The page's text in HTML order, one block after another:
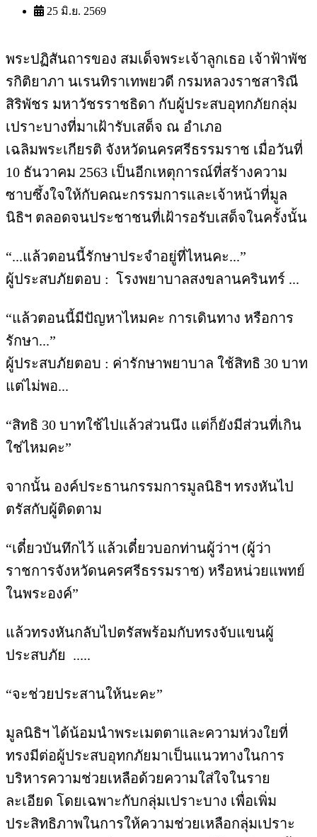
25 มิ.ย. 2569
พระปฏิสันถารของ สมเด็จพระเจ้าลูกเธอ เจ้าฟ้าพัช
รกิติยาภา นเรนทิราเทพยวดี กรมหลวงราชสาริณี
สิริพัชร มหาวัชรราชธิดา กับผู้ประสบอุทกภัยกลุ่ม
เปราะบางที่มาเฝ้ารับเสด็จ ณ อำเภอ
เฉลิมพระเกียรติ จังหวัดนครศรีธรรมราช เมื่อวันที่
10 ธันวาคม 2563 เป็นอีกเหตุการณ์ที่สร้างความ
ซาบซึ้งใจให้กับคณะกรรมการและเจ้าหน้าที่มูล
นิธิฯ ตลอดจนประชาชนที่เฝ้ารอรับเสด็จในครั้งนั้น
“...แล้วตอนนี้รักษาประจำอยู่ที่ไหนคะ...”
ผู้ประสบภัยตอบ : โรงพยาบาลสงขลานครินทร์ ...
“แล้วตอนนี้มีปัญหาไหมคะ การเดินทาง หรือการ
รักษา...”
ผู้ประสบภัยตอบ : ค่ารักษาพยาบาล ใช้สิทธิ 30 บาท
แต่ไม่พอ...
“สิทธิ 30 บาทใช้ไปแล้วส่วนนึง แต่ก็ยังมีส่วนที่เกิน
ใช่ไหมคะ”
จากนั้น องค์ประธานกรรมการมูลนิธิฯ ทรงหันไป
ตรัสกับผู้ติดตาม
“เดี๋ยวบันทึกไว้ แล้วเดี๋ยวบอกท่านผู้ว่าฯ (ผู้ว่า
ราชการจังหวัดนครศรีธรรมราช) หรือหน่วยแพทย์
ในพระองค์”
แล้วทรงหันกลับไปตรัสพร้อมกับทรงจับแขนผู้
ประสบภัย .....
“จะช่วยประสานให้นะคะ”
มูลนิธิฯ ได้น้อมนำพระเมตตาและความห่วงใยที่
ทรงมีต่อผู้ประสบอุทกภัยมาเป็นแนวทางในการ
บริหารความช่วยเหลือด้วยความใส่ใจในราย
ละเอียด โดยเฉพาะกับกลุ่มเปราะบาง เพื่อเพิ่ม
ประสิทธิภาพในการให้ความช่วยเหลือกลุ่มเปราะ